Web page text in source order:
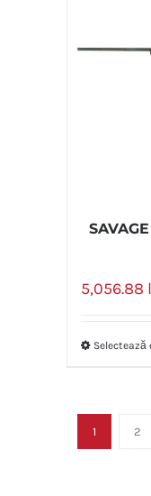
5,056.88
Selectează
1 2